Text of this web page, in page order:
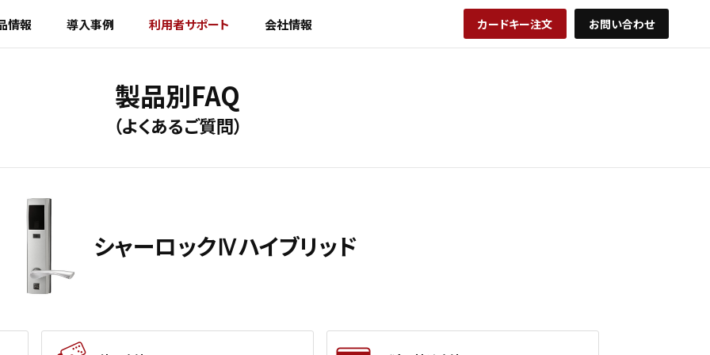
情報 導入事例 利用者サポート 会社情報 カードキー注文 お問い合わせ
製品別FAQ
（よくあるご質問）
シャーロックⅣハイブリッド